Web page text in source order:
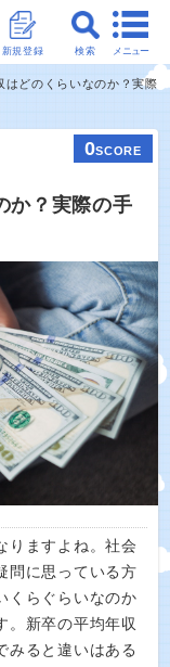
メニュー
検索
新規登録
はどのくらいなのか？実際
0SCORE
か？実際の手
りますよね。社会
問に思っている方
くらぐらいなのか
。新卒の平均年収
みると違いはある